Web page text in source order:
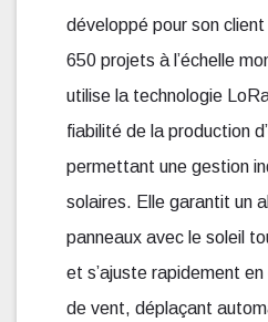
développé pour son
650 projets à l’échelle
utilise la technologie
fiabilité de la production
permettant une gestion
solaires. Elle garantit un
panneaux avec le soleil
et s’ajuste rapidement
de vent, déplaçant